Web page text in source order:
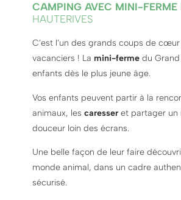
CAMPING AVEC MINI-FERME
HAUTERIVES
C’est l’un des grands coups de
vacanciers ! La mini-fermedu Grand
enfants dès le plus jeune âge.
Vos enfants peuvent partir à la
animaux, les caresseret partager un
douceur loin des écrans.
Une belle façon de leur faire
monde animal, dans un cadre
sécurisé.